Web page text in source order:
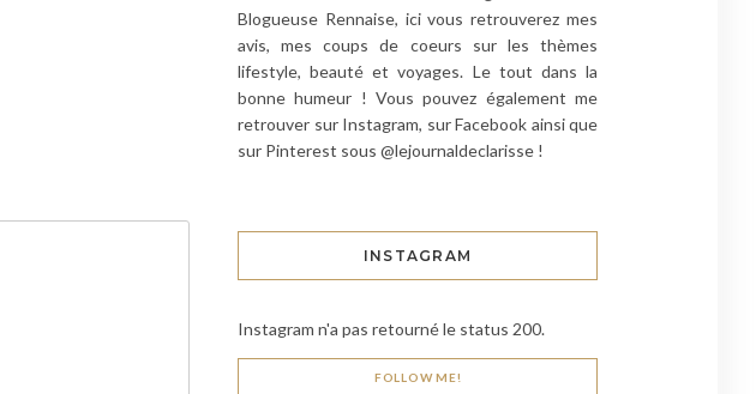
Blogueuse Rennaise, ici vous retrouverez mes
avis, mes coups de coeurs sur les thèmes
lifestyle, beauté et voyages. Le tout dans la
bonne humeur ! Vous pouvez également me
retrouver sur Instagram, sur Facebook ainsi que
sur Pinterest sous @lejournaldeclarisse !
INSTAGRAM
Instagram n'a pas retourné le status 200.
FOLLOW ME!